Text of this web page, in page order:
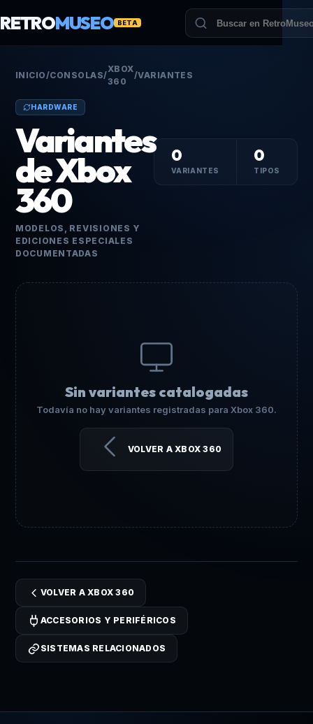
RETROMUSEO BETA
INICIO/CONSOLAS/
XBOX
360
/VARIANTES
HARDWARE
Variantes
de Xbox
360
MODELOS, REVISIONES Y
EDICIONES ESPECIALES
DOCUMENTADAS
0
VARIANTES
0
TIPOS
Sin variantes catalogadas
Todavía no hay variantes registradas para Xbox 360.
VOLVER A XBOX 360
VOLVER A XBOX 360
ACCESORIOS Y PERIFÉRICOS
SISTEMAS RELACIONADOS